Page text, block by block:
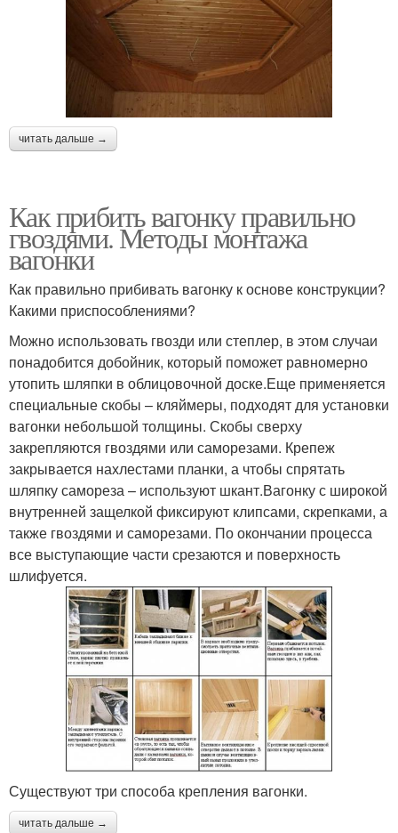
читать дальше →
Как прибить вагонку правильно
гвоздями. Методы монтажа
вагонки
Как правильно прибивать вагонку к основе конструкции?
Какими приспособлениями?
Можно использовать гвозди или степлер, в этом случаи
понадобится добойник, который поможет равномерно
утопить шляпки в облицовочной доске.Еще применяется
специальные скобы – кляймеры, подходят для установки
вагонки небольшой толщины. Скобы сверху
закрепляются гвоздями или саморезами. Крепеж
закрывается нахлестами планки, а чтобы спрятать
шляпку самореза – используют шкант.Вагонку с широкой
внутренней защелкой фиксируют клипсами, скрепками, а
также гвоздями и саморезами. По окончании процесса
все выступающие части срезаются и поверхность
шлифуется.
Существуют три способа крепления вагонки.
читать дальше →